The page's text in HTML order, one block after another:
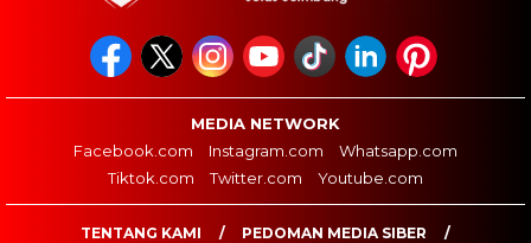
MEDIA NETWORK
Facebook.com
Instagram.com
Whatsapp.com
Tiktok.com
Twitter.com Youtube.com
TENTANG KAMI
PEDOMAN MEDIA SIBER